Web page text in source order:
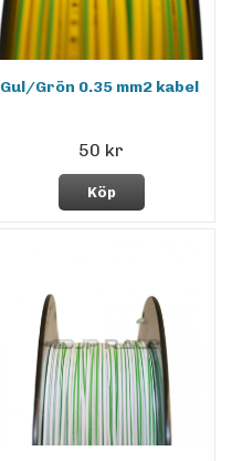
Gul/Grön 0.35 mm2 kabel
50 kr
Köp